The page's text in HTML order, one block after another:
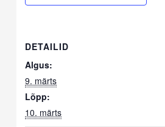
DETAILID
Algus:
9. märts
Lõpp:
10. märts